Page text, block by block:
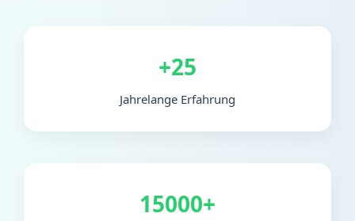
+25
Jahrelange Erfahrung
15000+